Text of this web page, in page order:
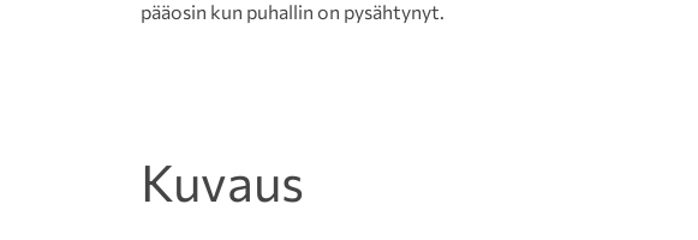
pääosin kun puhallin on pysähtynyt.
Kuvaus